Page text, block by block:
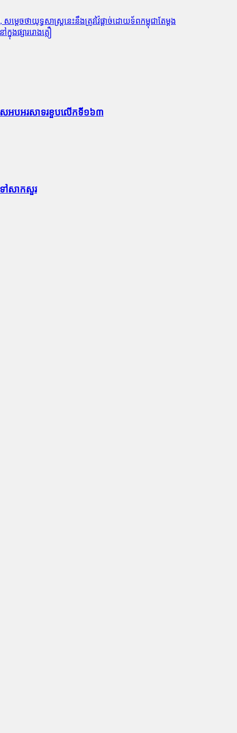
េចថាយុទ្ធសាស្ត្រនេះនឹងត្រូវវ៉ៃផ្តាច់ដោយទ័ពកម្ពុជាតែម្តង
ផ្សារ​រោង​គ្លឿ
ាសអបអរសាទរខួបលើកទី១៦៣
ៅសាកសួរ